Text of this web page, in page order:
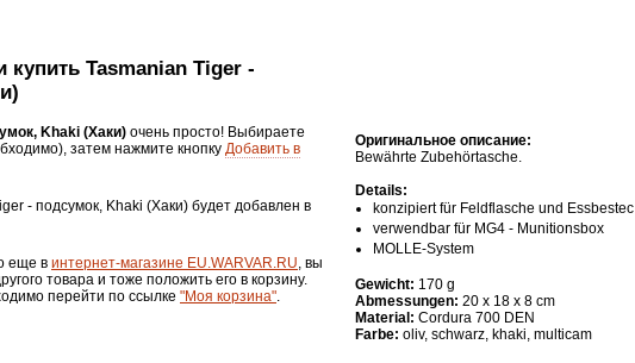
купить Tasmanian Tiger -
Khaki (Хаки) очень просто! Выбираете
затем нажмите кнопку Добавить в
- подсумок, Khaki (Хаки) будет добавлен в
еще в интернет-магазине EU.WARVAR.RU, вы
товара и тоже положить его в корзину.
перейти по ссылке "Моя корзина".
Оригинальное описание:
Bewährte Zubehörtasche.
Details:
konzipiert für Feldflasche und Essbestec
verwendbar für MG4 - Munitionsbox
MOLLE-System
Gewicht: 170 g
Abmessungen: 20 x 18 x 8 cm
Material: Cordura 700 DEN
Farbe: oliv, schwarz, khaki, multicam